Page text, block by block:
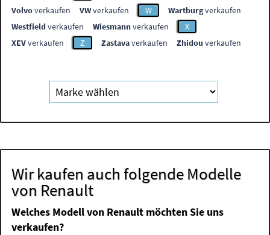
Volvoverkaufen VWverkaufen W Wartburgverkaufen
Westfieldverkaufen Wiesmannverkaufen
X
XEVverkaufen Z Zastavaverkaufen Zhidou verkaufen
Wir kaufen auch folgende Modelle
von Renault
Welches Modell von Renault möchten Sie uns
verkaufen?